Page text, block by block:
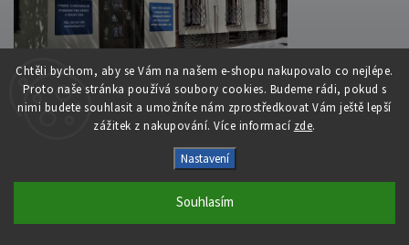
Chtěli bychom, aby se Vám na našem e-shopu nakupovalo co nejlépe.
Proto naše stránka používá soubory cookies. Budeme rádi, pokud s
nimi budete souhlasit a umožníte nám zprostředkovat Vám ještě lepší
zážitek z nakupování. Více informací zde.
Nastavení
Souhlasím
Belsport.cz. Všechna práva vyhrazena.
Upravit nastavení cookies
Shoptet | DesignShoptak.cz
S láskou vyrobiloFilipesmedia 🧡